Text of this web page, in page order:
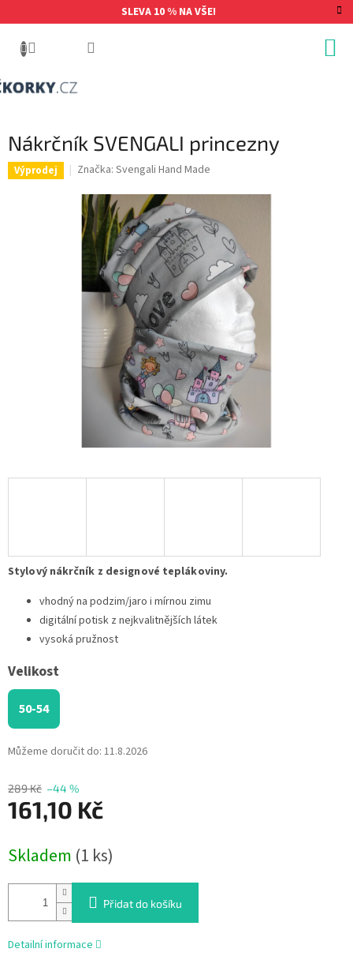
na
SLEVA 10 % NA VŠE!
Nákrčník SVENGALI princezny
Výprodej Značka: Svengali Hand Made
289 Kč –44 %
161,10 Kč
cena:
Skladem (1 ks)
Velikost
50-54
Můžeme doručit do: 11.8.2026
Přidat do košíku
Stylový nákrčník z designové teplákoviny.
vhodný na podzim/jaro i mírnou zimu
digitální potisk z nejkvalitnějších látek
vysoká pružnost
Detailní informace